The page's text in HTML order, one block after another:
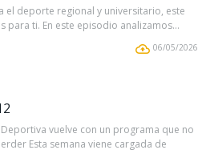
el deporte regional y universitario, este
para ti. En este episodio analizamos...
06/05/2026
Deportiva vuelve con un programa que no
Esta semana viene cargada de